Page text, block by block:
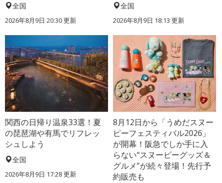
全国
2026年8月9日 20:30更新
全国
2026年8月9日 18:13 更新
関西の日帰り温泉33選！夏
の琵琶湖や有馬でリフレッ
シュしよう
全国
2026年8月9日 17:28更新
8月12日から「うめだスヌー
ピーフェスティバル2026」
が開幕！阪急でしか手に入
らない“スヌーピーグッズ＆
グルメ”が続々登場！先行予
約販売も